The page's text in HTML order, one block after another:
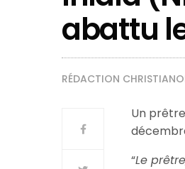
abattu
RÉDACTION
Un
“Le